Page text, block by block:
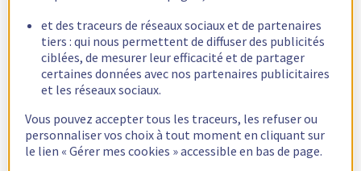
et des traceurs de réseaux sociaux et de partenaires
tiers : qui nous permettent de diffuser des publicités
ciblées, de mesurer leur efficacité et de partager
certaines données avec nos partenaires publicitaires
et les réseaux sociaux.
Vous pouvez accepter tous les traceurs, les refuser ou
personnaliser vos choix à tout moment en cliquant sur
le lien « Gérer mes cookies » accessible en bas de page.